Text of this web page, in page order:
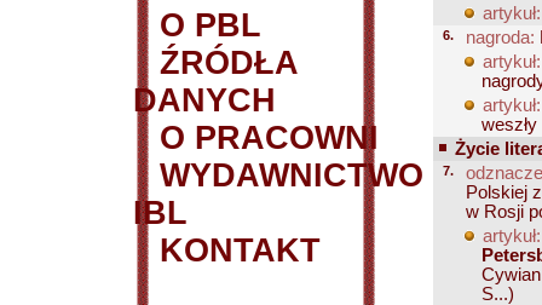
O PBL
ŹRÓDŁA
DANYCH
O PRACOWNI
WYDAWNICTWO
IBL
KONTAKT
artykuł:
6. nagroda:
artykuł:
artykuł:
weszły
Życie
7.
Polskiej
w Rosji
artykuł:
S...)